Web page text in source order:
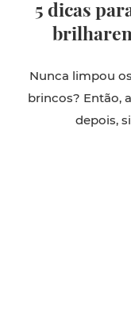
5 dicas
Nunca limpou
brincos? Então,
depois,